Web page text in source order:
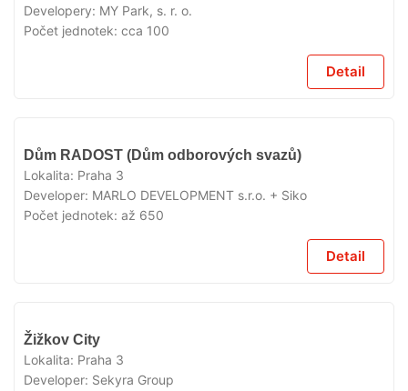
Developery: MY Park, s. r. o.
Počet jednotek: cca 100
Detail
V
Dům RADOST (Dům odborových svazů)
Lokalita: Praha 3
Developer: MARLO DEVELOPMENT s.r.o. + Siko
Počet jednotek: až 650
Detail
Žižkov City
Lokalita: Praha 3
Developer: Sekyra Group